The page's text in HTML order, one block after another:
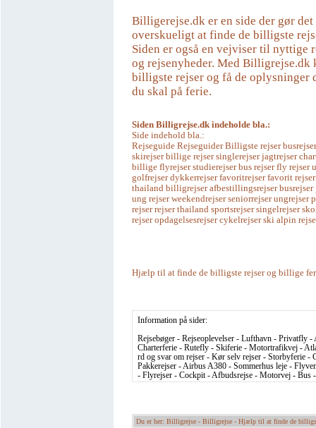
Billigerejse.dk er en side der gør det
overskueligt at finde de billigste
Siden er også en vejviser til nyttige
og rejsenyheder. Med Billigrejse.dk
billigste rejser og få de oplysninger
du skal på ferie.
Siden Billigrejse.dk indeholde bla.:
Side indehold bla.:
Rejseguide Rejseguider Billigste rejser
skirejser billige rejser singlerejser jagtrejser
billige flyrejser studierejser bus rejser fly rejser
golfrejser dykkerrejser favoritrejser favorit
thailand billigrejser afbestillingsrejser busrejser
ung rejser weekendrejser seniorrejser ungrejser
rejser rejser thailand sportsrejser singelrejser
rejser opdagelsesrejser cykelrejser ski alpin
Hjælp til at finde de billigste rejser og billige
Information på sider:
Rejsebøger - Rejseoplevelser - Lufthavn - Privatfly
Charterferie - Rutefly - Skiferie - Motortrafikvej -
rd og svar om rejser - Kør selv rejser - Storbyferie -
Pakkerejser - Airbus A380 - Sommerhus leje -
- Flyrejser - Cockpit - Afbudsrejse - Motorvej - Bus
Du er her: Billigrejse - Billigrejse - Hjælp til at finde de